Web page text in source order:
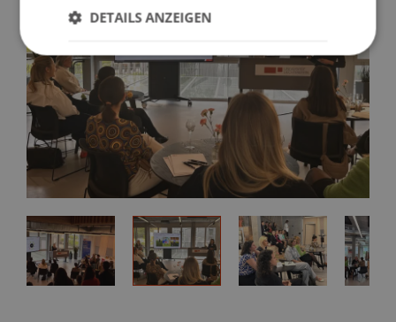
DETAILS ANZEIGEN